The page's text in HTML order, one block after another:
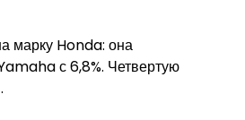
марку Honda: она
с 6,8%. Четвертую